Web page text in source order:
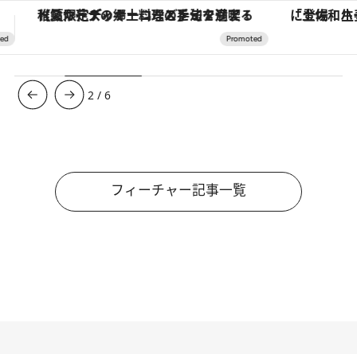
「土佐和ハーブかき氷」がOMO7高知に登場！生姜、山椒、大葉など目にも舌にも涼を呼ぶ郷土の味 【銀座で出合う最旬美容】美髪ケアや上質
3 /6
フィーチャー記事一覧